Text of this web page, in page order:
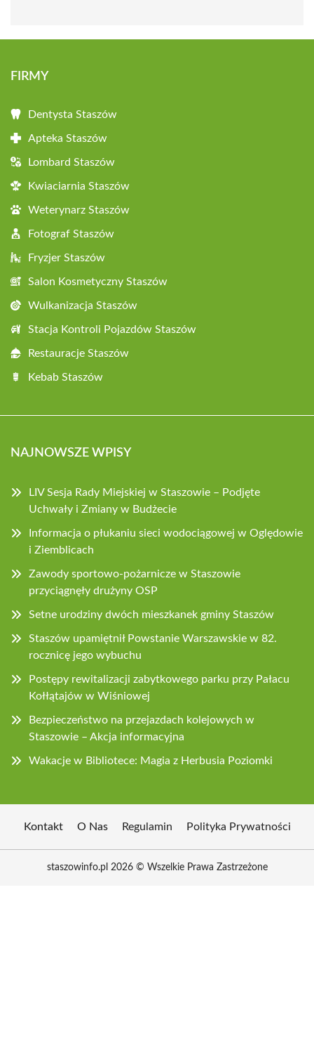
FIRMY
Dentysta Staszów
Apteka Staszów
Lombard Staszów
Kwiaciarnia Staszów
Weterynarz Staszów
Fotograf Staszów
Fryzjer Staszów
Salon Kosmetyczny Staszów
Wulkanizacja Staszów
Stacja Kontroli Pojazdów Staszów
Restauracje Staszów
Kebab Staszów
NAJNOWSZE WPISY
LIV Sesja Rady Miejskiej w Staszowie – Podjęte
Uchwały i Zmiany w Budżecie
Informacja o płukaniu sieci wodociągowej w Oględowie
i Ziemblicach
Zawody sportowo-pożarnicze w Staszowie
przyciągnęły drużyny OSP
Setne urodziny dwóch mieszkanek gminy Staszów
Staszów upamiętnił Powstanie Warszawskie w 82.
rocznicę jego wybuchu
Postępy rewitalizacji zabytkowego parku przy Pałacu
Kołłątajów w Wiśniowej
Bezpieczeństwo na przejazdach kolejowych w
Staszowie – Akcja informacyjna
Wakacje w Bibliotece: Magia z Herbusia Poziomki
Kontakt O Nas Regulamin Polityka Prywatności
staszowinfo.pl 2026 © Wszelkie Prawa Zastrzeżone